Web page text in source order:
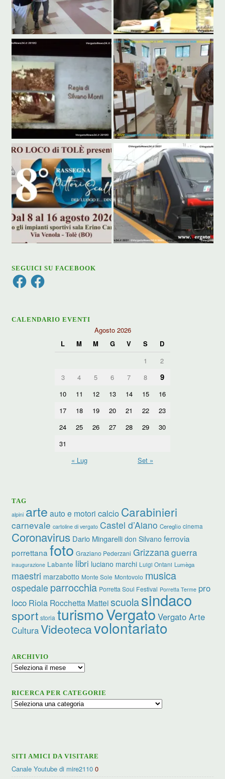
SEGUICI SU FACEBOOK
FacebookFacebook
CALENDARIO EVENTI
Agosto 2026
L
M M G V S
D
1
2
3
4 5 6 7 8 9
10 11 12 13 14 15
16
17
18 19 20 21 22
23
24
25 26 27 28 29
30
31
« Lug
Set »
TAG
alpini arte auto e motori calcio Carabinieri
carnevale cartoline di vergato Castel d’Aiano Cereglio cinema
Coronavirus Dario Mingarelli don Silvano ferrovia
porrettanafoto Graziano Pederzani Grizzanaguerra
inaugurazione Labante libri luciano marchi Luigi Ontani Lumèga
maestri marzabotto Monte Sole Montovolo musica
ospedale parrocchia Porretta Soul Festival Porretta Terme pro
loco Riola Rocchetta Matteiscuolasindaco
sport storia turismoVergato Vergato Arte
CulturaVideotecavolontariato
ARCHIVIO
Archivio
RICERCA PER CATEGORIE
Ricerca
SITI AMICI DA VISITARE
Canale Youtube di mire2110 0